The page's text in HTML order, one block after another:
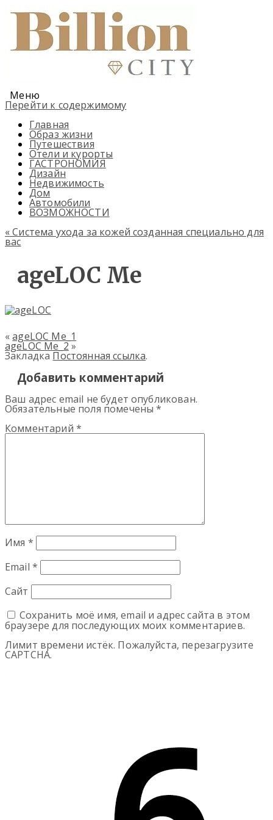
Меню
Перейти к содержимому
Главная
Образ жизни
Путешествия
Отели и курорты
ГАСТРОНОМИЯ
Дизайн
Недвижимость
Дом
Автомобили
ВОЗМОЖНОСТИ
«Система ухода за кожей созданная специально для
вас
ageLOC Me
«ageLOC Me_1
ageLOC Me_2»
Закладка Постоянная ссылка.
Добавить комментарий
Ваш адрес email не будет опубликован.
Обязательные поля помечены*
Комментарий *
Имя *
Email *
Сайт
Сохранить моё имя, email и адрес сайта в этом
браузере для последующих моих комментариев.
Лимит времени истёк. Пожалуйста, перезагрузите
CAPTCHA.